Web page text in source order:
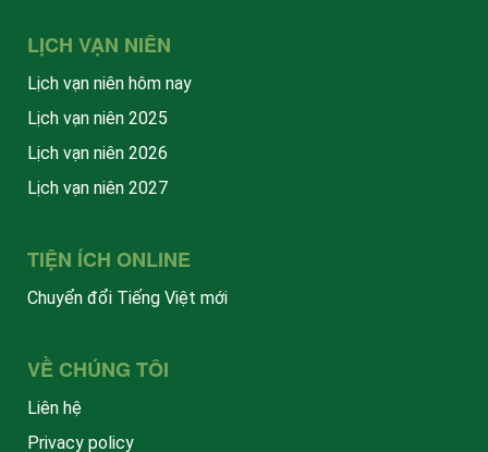
LỊCH VẠN NIÊN
Lịch vạn niên hôm nay
Lịch vạn niên 2025
Lịch vạn niên 2026
Lịch vạn niên 2027
TIỆN ÍCH ONLINE
Chuyển đổi Tiếng Việt mới
VỀ CHÚNG TÔI
Liên hệ
Privacy policy